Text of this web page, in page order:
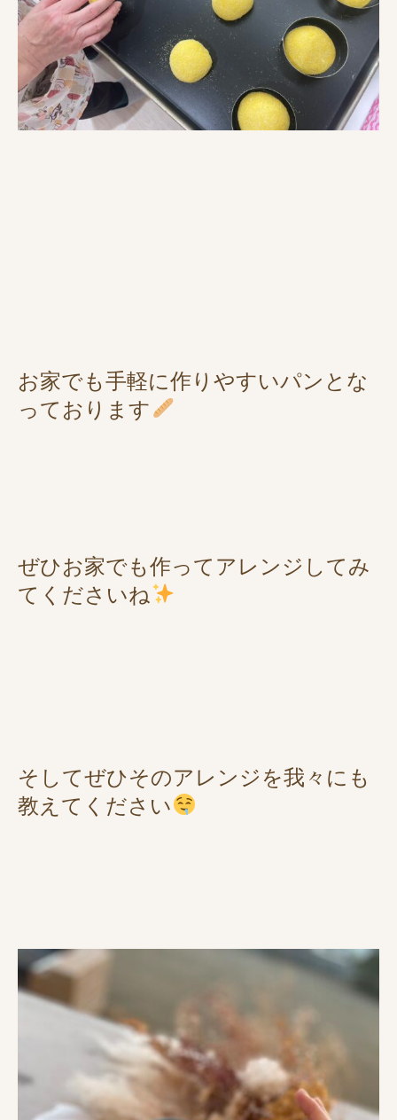
お家でも手軽に作りやすいパンとな
っております
ぜひお家でも作ってアレンジしてみ
てくださいね
そしてぜひそのアレンジを我々にも
教えてください